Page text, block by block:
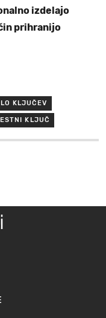
izdelajo
prihranijo
KLJUČEV
KLJUČ